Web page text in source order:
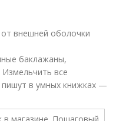
внешней оболочки
баклажаны,
Измельчить все
пишут в умных книжках —